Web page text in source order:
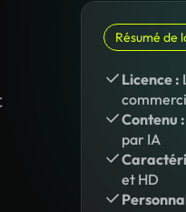
Résumé de
Licence :
Contenu :
par IA
et HD